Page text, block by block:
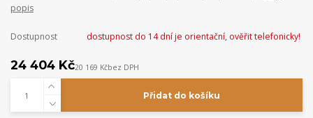
popis
Dostupnost dostupnost do 14 dní je orientační, ověřit telefonicky!
24 404 Kč20 169 Kčbez DPH
Přidat do košíku